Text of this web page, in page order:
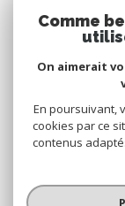
210
01 69
Comme
On aimerait
En poursuivant,
cookies par ce
contenus